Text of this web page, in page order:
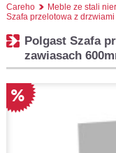
Careho Meble ze stali
Szafa przelotowa z
Polgast Szafa
zawiasach